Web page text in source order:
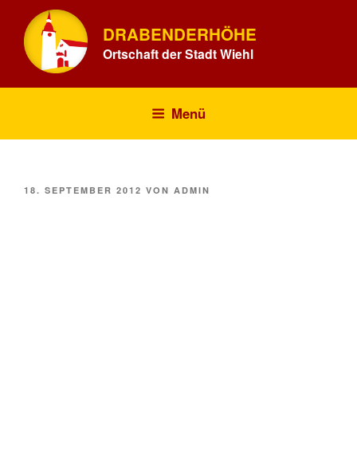
Inhalt
springen
DRABENDERHÖHE
Ortschaft der Stadt Wiehl
Menü
VERÖFFENTLICHT
18. SEPTEMBER 2012 VON ADMIN